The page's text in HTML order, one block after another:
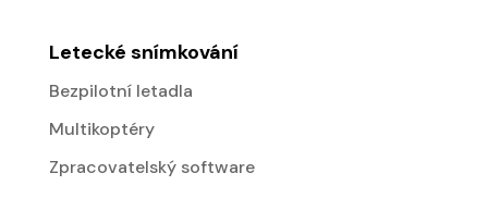
Letecké snímkování
Bezpilotní letadla
Multikoptéry
Zpracovatelský software